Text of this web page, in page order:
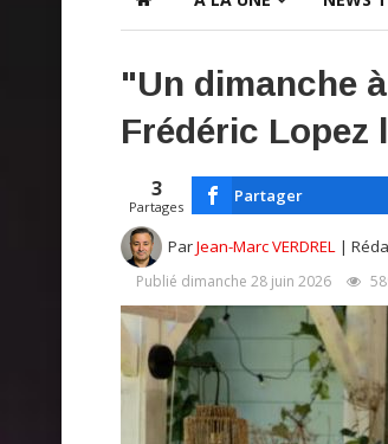
"Un dimanche
Frédéric Lopez
3
Partages
Partager
ParJean-Marc VERDREL |
Publié dimanche 28 juin 2026